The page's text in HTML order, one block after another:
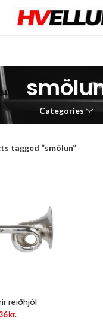
Categories
tagged “smölun”
reiðhjól
kr.